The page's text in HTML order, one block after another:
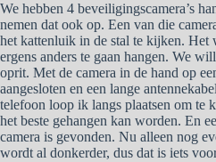
We hebben 4 beveiligingscamera’s
nemen dat ook op. Een van die
het kattenluik in de stal te kijken. Het
ergens anders te gaan hangen. We
oprit. Met de camera in de hand op
aangesloten en een lange
telefoon loop ik langs plaatsen om te
het beste gehangen kan worden. En
camera is gevonden. Nu alleen nog
wordt al donkerder, dus dat is iets